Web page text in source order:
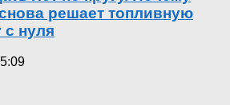
решает топливную
нуля